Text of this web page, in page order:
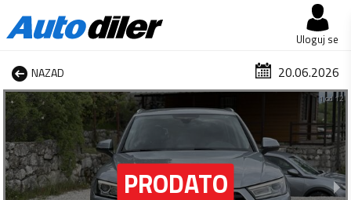
Uloguj se
NAZAD 20.06.2026
1 od 12